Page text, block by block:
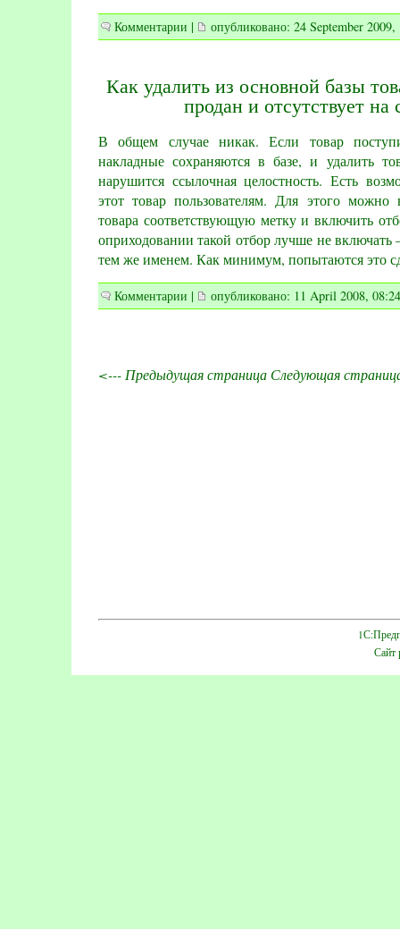
Комментарии | опубликовано: 24 September 2009,
Как удалить из основной базы
продан и отсутствует на
В общем случае никак. Если товар
накладные сохраняются в базе, и удалить
нарушится ссылочная целостность. Есть
этот товар пользователям. Для этого можно
товара соответствующую метку и включить
оприходовании такой отбор лучше не включать
тем же именем. Как минимум, попытаются это
Комментарии | опубликовано: 11 April 2008, 08:24
<--- Предыдущая страница Следующая
Сайт